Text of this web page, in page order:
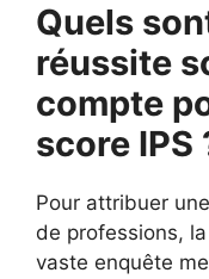
Quels
réussite
compte
score IPS
Pour attribuer
de professions, la
vaste enquête